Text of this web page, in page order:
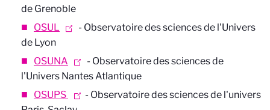
de Grenoble
OSUL
- Observatoire des sciences de l'Univers
de Lyon
OSUNA
- Observatoire des sciences de
l'Univers Nantes Atlantique
OSUPS
- Observatoire des sciences de l'univers